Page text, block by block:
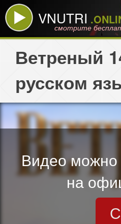
VNUTRI
смотрите
Ветреный
русском
Видео можно
на